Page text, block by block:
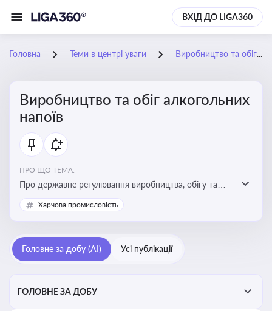
ВХІД ДО LIGA360
Головна Теми в центрі уваги Виробництво та обіг алкогольних напоїв
Виробництво та обіг алкогольних
напоїв
ПРО ЩО ТЕМА:
Про державне регулювання виробництва, обігу та
оподаткування алкогольної продукції, про
ліцензування та правові ризики
Харчова промисловість
Головне за добу (AI) Усі публікації
ГОЛОВНЕ ЗА ДОБУ